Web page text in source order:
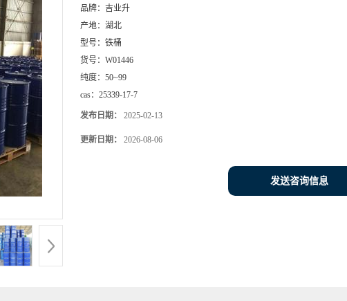
品牌： 吉业升
产地： 湖北
型号： 铁桶
货号： W01446
纯度： 50~99
cas： 25339-17-7
发布日期： 2025-02-13
更新日期： 2026-08-06
发送咨询信息